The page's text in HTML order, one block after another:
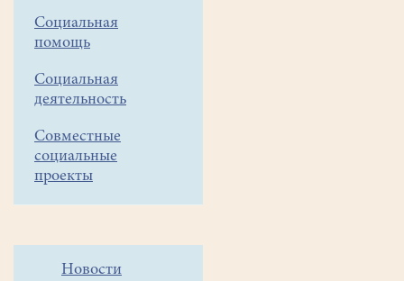
Социальная
помощь
Социальная
деятельность
Совместные
социальные
проекты
Дополнительное
Новости